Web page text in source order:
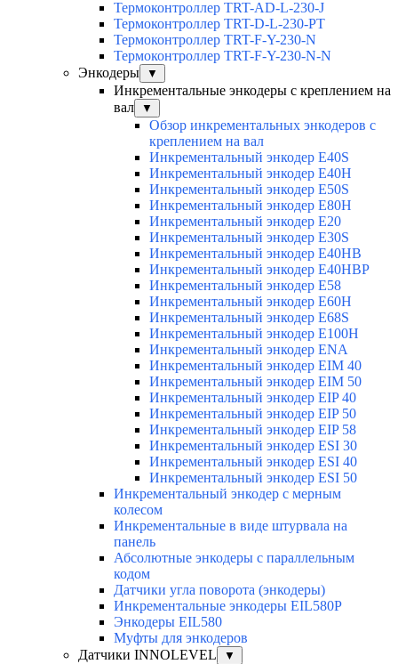
Термоконтроллер TRT-AD-L-230-J
Термоконтроллер TRT-D-L-230-PT
Термоконтроллер TRT-F-Y-230-N
Термоконтроллер TRT-F-Y-230-N-N
Энкодеры
▼
Инкрементальные энкодеры с креплением на
вал
▼
Обзор инкрементальных энкодеров с
креплением на вал
Инкрементальный энкодер E40S
Инкрементальный энкодер E40H
Инкрементальный энкодер E50S
Инкрементальный энкодер E80H
Инкрементальный энкодер E20
Инкрементальный энкодер E30S
Инкрементальный энкодер E40HB
Инкрементальный энкодер E40HBP
Инкрементальный энкодер E58
Инкрементальный энкодер E60H
Инкрементальный энкодер E68S
Инкрементальный энкодер E100H
Инкрементальный энкодер ENA
Инкрементальный энкодер EIM 40
Инкрементальный энкодер EIM 50
Инкрементальный энкодер EIP 40
Инкрементальный энкодер EIP 50
Инкрементальный энкодер EIP 58
Инкрементальный энкодер ESI 30
Инкрементальный энкодер ESI 40
Инкрементальный энкодер ESI 50
Инкрементальный энкодер с мерным
колесом
Инкрементальные в виде штурвала на
панель
Абсолютные энкодеры с параллельным
кодом
Датчики угла поворота (энкодеры)
Инкрементальные энкодеры EIL580P
Энкодеры EIL580
Муфты для энкодеров
Датчики INNOLEVEL
▼